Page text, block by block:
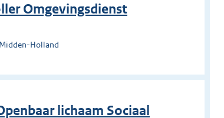
Omgevingsdienst
Holland
lichaam Sociaal